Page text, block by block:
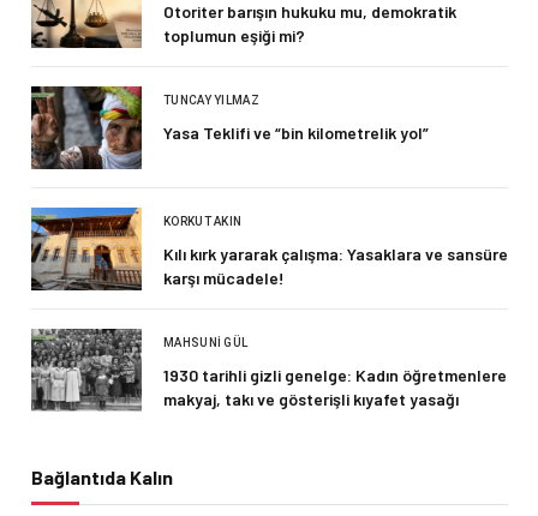
Otoriter barışın hukuku mu, demokratik
toplumun eşiği mi?
TUNCAY YILMAZ
Yasa Teklifi ve “bin kilometrelik yol”
KORKUT AKIN
Kılı kırk yararak çalışma: Yasaklara ve sansüre
karşı mücadele!
MAHSUNI GÜL
1930 tarihli gizli genelge: Kadın öğretmenlere
makyaj, takı ve gösterişli kıyafet yasağı
Bağlantıda Kalın